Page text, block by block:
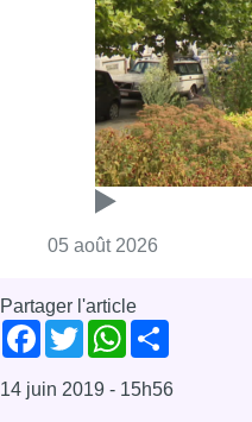
05 août 2026
Partager l'article
Facebook
TwitterWhatsApp
14 juin 2019 - 15h56